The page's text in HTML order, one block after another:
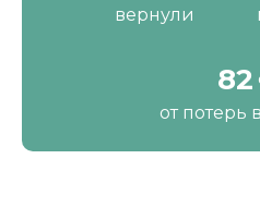
вернули
112
от потерь